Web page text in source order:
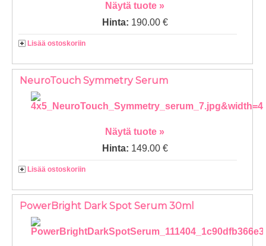
Näytä tuote »
Hinta: 190.00 €
Lisää ostoskoriin
NeuroTouch Symmetry Serum
Näytä tuote »
Hinta: 149.00 €
Lisää ostoskoriin
PowerBright Dark Spot Serum 30ml